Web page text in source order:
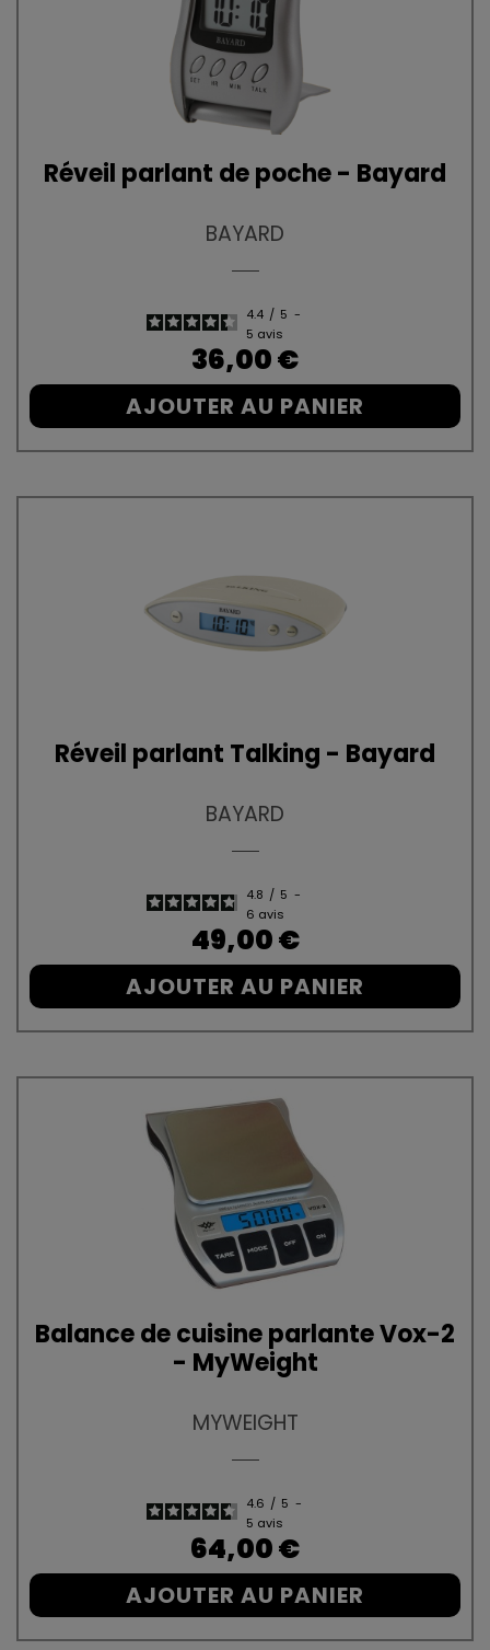
Réveil parlant de poche - Bayard
BAYARD
4.4 / 5 -
5 avis
Prix
36,00 €
AJOUTER AU PANIER
Réveil parlant Talking - Bayard
BAYARD
4.8 / 5 -
6 avis
Prix
49,00 €
AJOUTER AU PANIER
Balance de cuisine parlante Vox-2
- MyWeight
MYWEIGHT
4.6 / 5 -
5 avis
Prix
64,00 €
AJOUTER AU PANIER